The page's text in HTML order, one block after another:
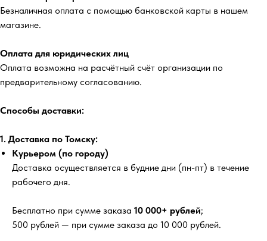
Безналичная оплата с помощью банковской карты в нашем
магазине.
Оплата для юридических лиц
Оплата возможна на расчётный счёт организации по
предварительному согласованию.
Способы доставки:
1. Доставка по Томску:
Курьером (по городу)
Доставка осуществляется в будние дни (пн-пт) в течение
рабочего дня.
Бесплатно при сумме заказа 10 000+ рублей;
500 рублей — при сумме заказа до 10 000 рублей.